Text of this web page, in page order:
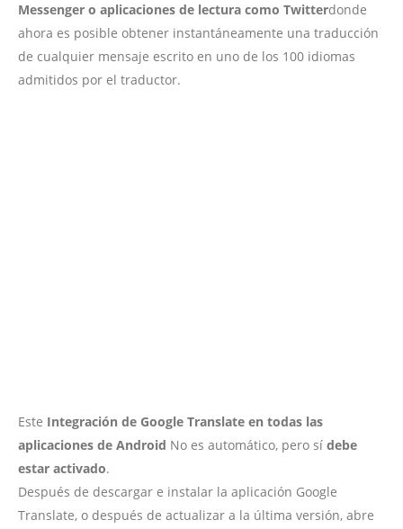
Messenger o aplicaciones de lectura como Twitterdonde
ahora es posible obtener instantáneamente una traducción
de cualquier mensaje escrito en uno de los 100 idiomas
admitidos por el traductor.
Este Integración de Google Translate en todas las
aplicaciones de Android No es automático, pero sí debe
estar activado.
Después de descargar e instalar la aplicación Google
Translate, o después de actualizar a la última versión, abre